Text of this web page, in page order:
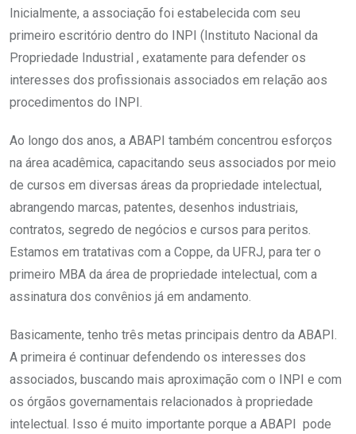
Inicialmente, a associação foi estabelecida com seu
primeiro escritório dentro do INPI (Instituto Nacional da
Propriedade Industrial , exatamente para defender os
interesses dos profissionais associados em relação aos
procedimentos do INPI.
Ao longo dos anos, a ABAPI também concentrou esforços
na área acadêmica, capacitando seus associados por meio
de cursos em diversas áreas da propriedade intelectual,
abrangendo marcas, patentes, desenhos industriais,
contratos, segredo de negócios e cursos para peritos.
Estamos em tratativas com a Coppe, da UFRJ, para ter o
primeiro MBA da área de propriedade intelectual, com a
assinatura dos convênios já em andamento.
Basicamente, tenho três metas principais dentro da ABAPI.
A primeira é continuar defendendo os interesses dos
associados, buscando mais aproximação com o INPI e com
os órgãos governamentais relacionados à propriedade
intelectual. Isso é muito importante porque a ABAPI pode